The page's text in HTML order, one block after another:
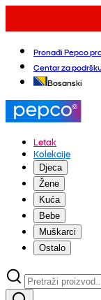
Pronađi Pepco
Centar za podršku
Bosanski
Letak
Kolekcije
Djeca
Žene
Kuća
Bebe
Muškarci
Ostalo